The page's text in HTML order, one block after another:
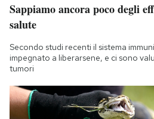
Sappiamo ancora poco degli
salute
Secondo studi recenti il sistema
impegnato a liberarsene, e ci sono
tumori